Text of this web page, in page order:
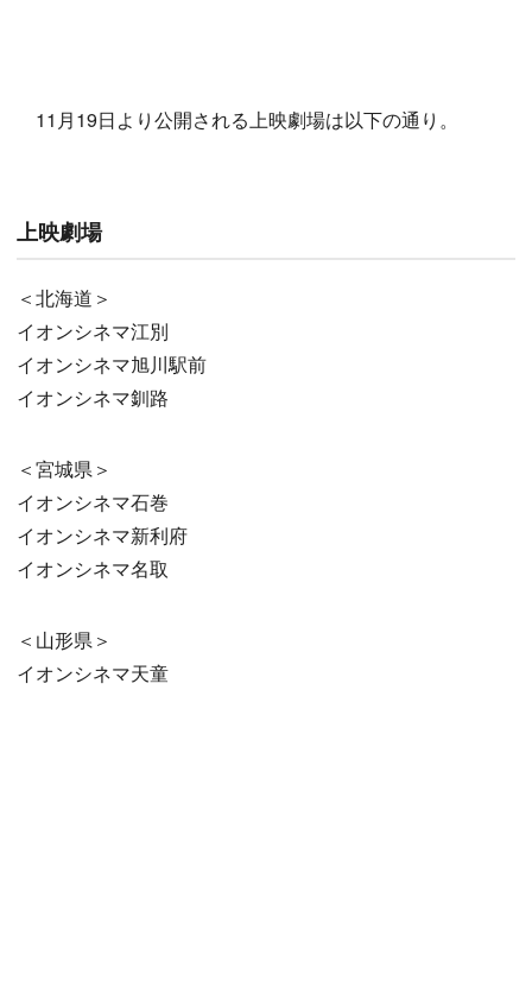
11月19日より公開される上映劇場は以下の通り。
上映劇場
＜北海道＞
イオンシネマ江別
イオンシネマ旭川駅前
イオンシネマ釧路
＜宮城県＞
イオンシネマ石巻
イオンシネマ新利府
イオンシネマ名取
＜山形県＞
イオンシネマ天童